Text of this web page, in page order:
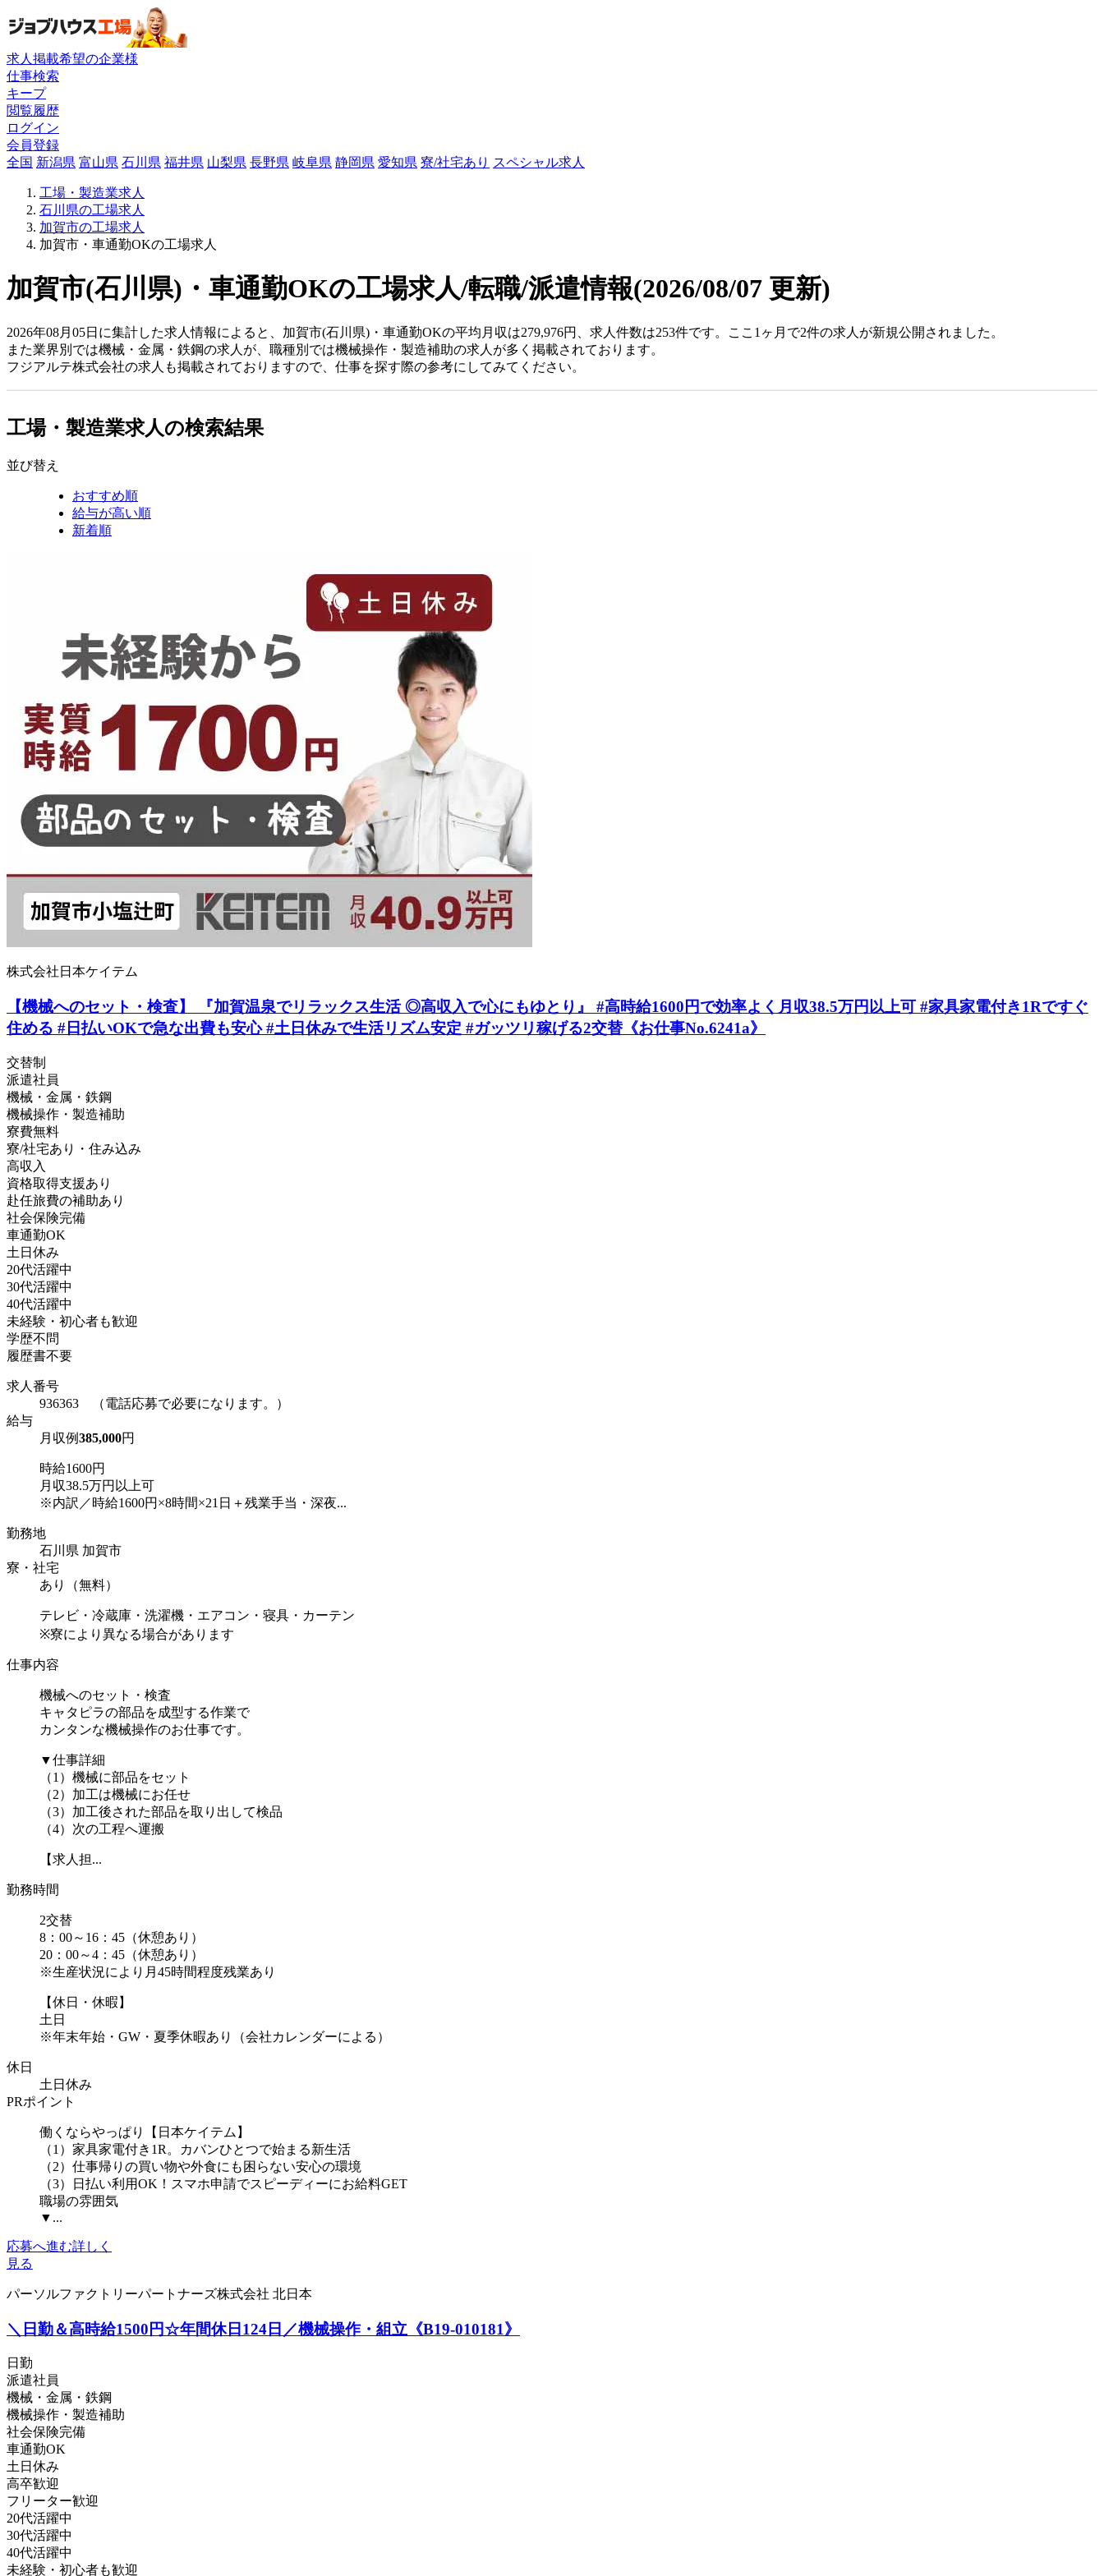
求人掲載希望の企業様
仕事検索
キープ
閲覧履歴
ログイン
会員登録
全国 新潟県 富山県 石川県 福井県 山梨県 長野県 岐阜県 静岡県 愛知県 寮/社宅あり スペシャル求人
工場・製造業求人
石川県の工場求人
加賀市の工場求人
加賀市・車通勤OKの工場求人
加賀市(石川県)・車通勤OKの工場求人/転職/派遣情報(2026/08/07 更新)
2026年08月05日に集計した求人情報によると、加賀市(石川県)・車通勤OKの平均月収は279,976円、求人件数は253件です。ここ1ヶ月で2件の求人が新規公開されました。
また業界別では機械・金属・鉄鋼の求人が、職種別では機械操作・製造補助の求人が多く掲載されております。
フジアルテ株式会社の求人も掲載されておりますので、仕事を探す際の参考にしてみてください。
工場・製造業求人の検索結果
並び替え
おすすめ順
給与が高い順
新着順
株式会社日本ケイテム
【機械へのセット・検査】 『加賀温泉でリラックス生活 ◎高収入で心にもゆとり』 #高時給1600円で効率よく月収38.5万円以上可 #家具家電付き1Rですぐ
住める #日払いOKで急な出費も安心 #土日休みで生活リズム安定 #ガッツリ稼げる2交替《お仕事No.6241a》
交替制
派遣社員
機械・金属・鉄鋼
機械操作・製造補助
寮費無料
寮/社宅あり・住み込み
高収入
資格取得支援あり
赴任旅費の補助あり
社会保険完備
車通勤OK
土日休み
20代活躍中
30代活躍中
40代活躍中
未経験・初心者も歓迎
学歴不問
履歴書不要
求人番号
936363 （電話応募で必要になります。）
給与
月収例385,000円
時給1600円
月収38.5万円以上可
※内訳／時給1600円×8時間×21日＋残業手当・深夜...
勤務地
石川県 加賀市
寮・社宅
あり（無料）
テレビ・冷蔵庫・洗濯機・エアコン・寝具・カーテン
※寮により異なる場合があります
仕事内容
機械へのセット・検査
キャタピラの部品を成型する作業で
カンタンな機械操作のお仕事です。
▼仕事詳細
（1）機械に部品をセット
（2）加工は機械にお任せ
（3）加工後された部品を取り出して検品
（4）次の工程へ運搬
【求人担...
勤務時間
2交替
8：00～16：45（休憩あり）
20：00～4：45（休憩あり）
※生産状況により月45時間程度残業あり
【休日・休暇】
土日
※年末年始・GW・夏季休暇あり（会社カレンダーによる）
休日
土日休み
PRポイント
働くならやっぱり【日本ケイテム】
（1）家具家電付き1R。カバンひとつで始まる新生活
（2）仕事帰りの買い物や外食にも困らない安心の環境
（3）日払い利用OK！スマホ申請でスピーディーにお給料GET
職場の雰囲気
▼...
応募へ進む詳しく
見る
パーソルファクトリーパートナーズ株式会社 北日本
＼日勤＆高時給1500円☆年間休日124日／機械操作・組立《B19-010181》
日勤
派遣社員
機械・金属・鉄鋼
機械操作・製造補助
社会保険完備
車通勤OK
土日休み
高卒歓迎
フリーター歓迎
20代活躍中
30代活躍中
40代活躍中
未経験・初心者も歓迎